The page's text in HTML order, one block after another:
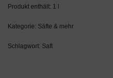
Produkt enthält: 1
Kategorie: Säfte & mehr
Schlagwort: Saft